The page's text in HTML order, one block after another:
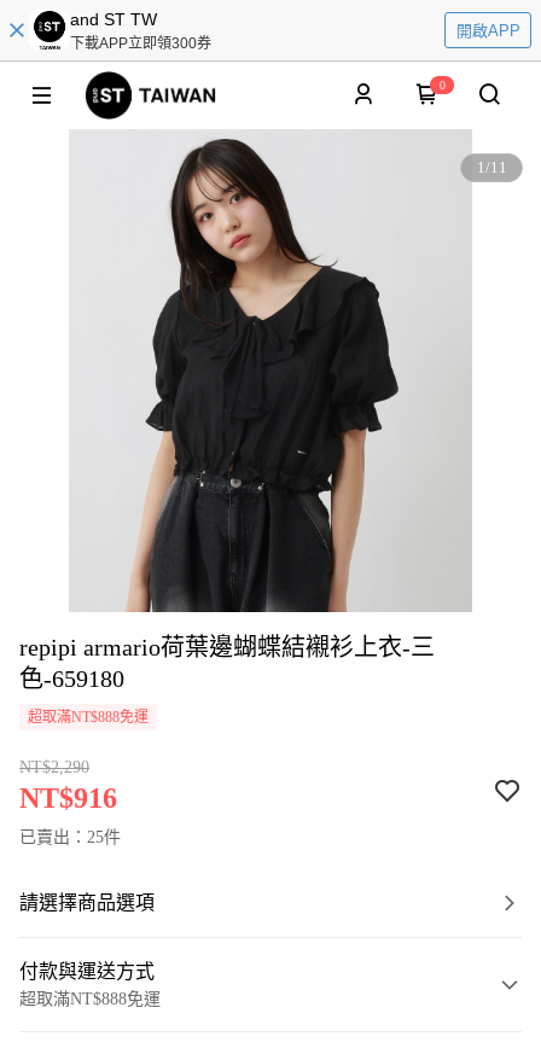
and ST TW
下載APP立即領300券
開啟APP
0
1/11
repipi armario荷葉邊蝴蝶結襯衫上衣-三
色-659180
超取滿NT$888免運
NT$2,290
NT$916
已賣出：25件
請選擇商品選項
付款與運送方式
超取滿NT$888免運